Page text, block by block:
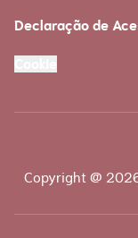
Declaração de
Cookie
Copyright @